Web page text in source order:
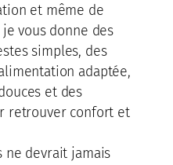
et même de
vous donne des
simples, des
adaptée,
et des
retrouver confort et
ne devrait jamais